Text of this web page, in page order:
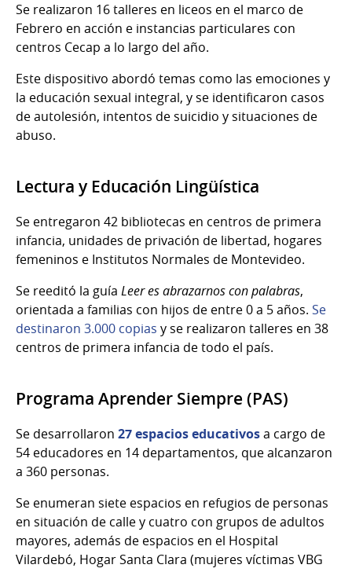
Se realizaron 16 talleres en liceos en el marco de
Febrero en acción e instancias particulares con
centros Cecap a lo largo del año.
Este dispositivo abordó temas como las emociones y
la educación sexual integral, y se identificaron casos
de autolesión, intentos de suicidio y situaciones de
abuso.
Lectura y Educación Lingüística
Se entregaron 42 bibliotecas en centros de primera
infancia, unidades de privación de libertad, hogares
femeninos e Institutos Normales de Montevideo.
Se reeditó la guía Leer es abrazarnos con palabras,
orientada a familias con hijos de entre 0 a 5 años. Se
destinaron 3.000 copias y se realizaron talleres en 38
centros de primera infancia de todo el país.
Programa Aprender Siempre (PAS)
Se desarrollaron 27 espacios educativosa cargo de
54 educadores en 14 departamentos, que alcanzaron
a 360 personas.
Se enumeran siete espacios en refugios de personas
en situación de calle y cuatro con grupos de adultos
mayores, además de espacios en el Hospital
Vilardebó, Hogar Santa Clara (mujeres víctimas VBG